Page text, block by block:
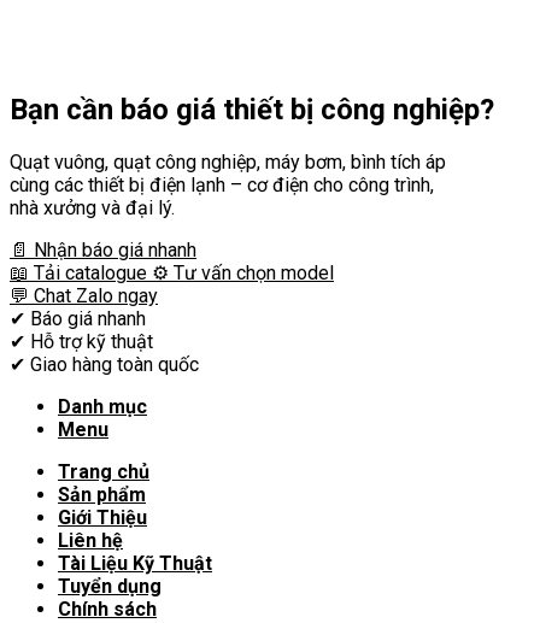
Bạn cần báo giá thiết bị công nghiệp?
Quạt vuông, quạt công nghiệp, máy bơm, bình tích áp
cùng các thiết bị điện lạnh – cơ điện cho công trình,
nhà xưởng và đại lý.
📄 Nhận báo giá nhanh
📖 Tải catalogue ⚙️ Tư vấn chọn model
💬 Chat Zalo ngay
✔ Báo giá nhanh
✔ Hỗ trợ kỹ thuật
✔ Giao hàng toàn quốc
Danh mục
Menu
Trang chủ
Sản phẩm
Giới Thiệu
Liên hệ
Tài Liệu Kỹ Thuật
Tuyển dụng
Chính sách